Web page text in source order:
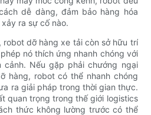
dễ dàng, đảm bảo hàng hóa
ra sự cố nào.
robot dỡ hàng xe tải còn sở hữu trí
nó thích ứng nhanh chóng với
cảnh. Nếu gặp phải chướng ngại
hàng, robot có thể nhanh chóng
ra giải pháp trong thời gian thực.
quan trọng trong thế giới logistics
thức không lường trước có thể